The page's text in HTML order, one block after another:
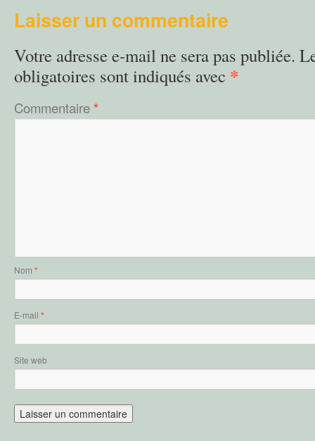
Laisser un commentaire
Votre adresse e-mail ne sera pas publiée.
obligatoires sont indiqués avec *
Commentaire*
Nom *
E-mail *
Site web